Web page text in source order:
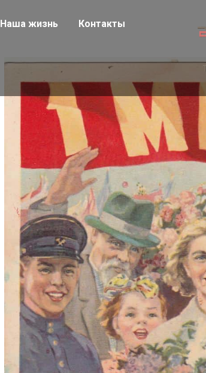
Наша жизнь Контакты